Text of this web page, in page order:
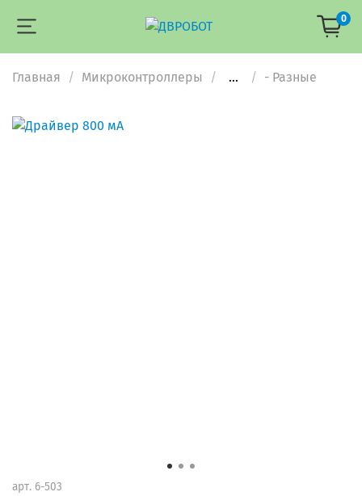
0
Главная Микроконтроллеры ... - Разные
арт. 6-503